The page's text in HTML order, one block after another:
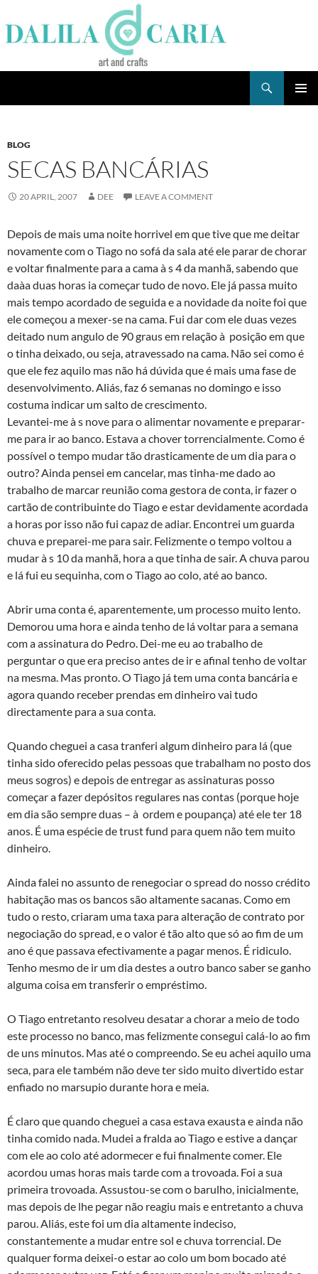
to
content
BLOG
SECAS BANCÁRIAS
20 APRIL, 2007 DEE LEAVE A COMMENT
Depois de mais uma noite horrivel em que tive que me deitar
novamente com o Tiago no sofá da sala até ele parar de chorar
e voltar finalmente para a cama à s 4 da manhã, sabendo que
daà­a duas horas ia começar tudo de novo. Ele já passa muito
mais tempo acordado de seguida e a novidade da noite foi que
ele começou a mexer-se na cama. Fui dar com ele duas vezes
deitado num angulo de 90 graus em relação à posição em que
o tinha deixado, ou seja, atravessado na cama. Não sei como é
que ele fez aquilo mas não há dúvida que é mais uma fase de
desenvolvimento. Aliás, faz 6 semanas no domingo e isso
costuma indicar um salto de crescimento.
Levantei-me à s nove para o alimentar novamente e preparar-
me para ir ao banco. Estava a chover torrencialmente. Como é
possível o tempo mudar tão drasticamente de um dia para o
outro? Ainda pensei em cancelar, mas tinha-me dado ao
trabalho de marcar reunião coma gestora de conta, ir fazer o
cartão de contribuinte do Tiago e estar devidamente acordada
a horas por isso não fui capaz de adiar. Encontrei um guarda
chuva e preparei-me para sair. Felizmente o tempo voltou a
mudar à s 10 da manhã, hora a que tinha de sair. A chuva parou
e lá fui eu sequinha, com o Tiago ao colo, até ao banco.
Abrir uma conta é, aparentemente, um processo muito lento.
Demorou uma hora e ainda tenho de lá voltar para a semana
com a assinatura do Pedro. Dei-me eu ao trabalho de
perguntar o que era preciso antes de ir e afinal tenho de voltar
na mesma. Mas pronto. O Tiago já tem uma conta bancária e
agora quando receber prendas em dinheiro vai tudo
directamente para a sua conta.
Quando cheguei a casa tranferi algum dinheiro para lá (que
tinha sido oferecido pelas pessoas que trabalham no posto dos
meus sogros) e depois de entregar as assinaturas posso
começar a fazer depósitos regulares nas contas (porque hoje
em dia são sempre duas – à ordem e poupança) até ele ter 18
anos. É uma espécie de trust fund para quem não tem muito
dinheiro.
Ainda falei no assunto de renegociar o spread do nosso crédito
habitação mas os bancos são altamente sacanas. Como em
tudo o resto, criaram uma taxa para alteração de contrato por
negociação do spread, e o valor é tão alto que só ao fim de um
ano é que passava efectivamente a pagar menos. É ridiculo.
Tenho mesmo de ir um dia destes a outro banco saber se ganho
alguma coisa em transferir o empréstimo.
O Tiago entretanto resolveu desatar a chorar a meio de todo
este processo no banco, mas felizmente consegui calá-lo ao fim
de uns minutos. Mas até o compreendo. Se eu achei aquilo uma
seca, para ele também não deve ter sido muito divertido estar
enfiado no marsupio durante hora e meia.
É claro que quando cheguei a casa estava exausta e ainda não
tinha comido nada. Mudei a fralda ao Tiago e estive a dançar
com ele ao colo até adormecer e fui finalmente comer. Ele
acordou umas horas mais tarde com a trovoada. Foi a sua
primeira trovoada. Assustou-se com o barulho, inicialmente,
mas depois de lhe pegar não reagiu mais e entretanto a chuva
parou. Aliás, este foi um dia altamente indeciso,
constantemente a mudar entre sol e chuva torrencial. De
qualquer forma deixei-o estar ao colo um bom bocado até